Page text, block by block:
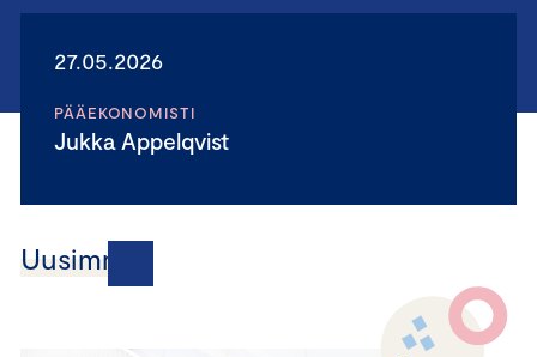
27.05.2026
PÄÄEKONOMISTI
Jukka Appelqvist
Uusimmat